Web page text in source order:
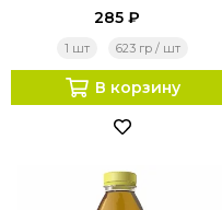
285 ₽
1 шт 623 гр / шт
В корзину